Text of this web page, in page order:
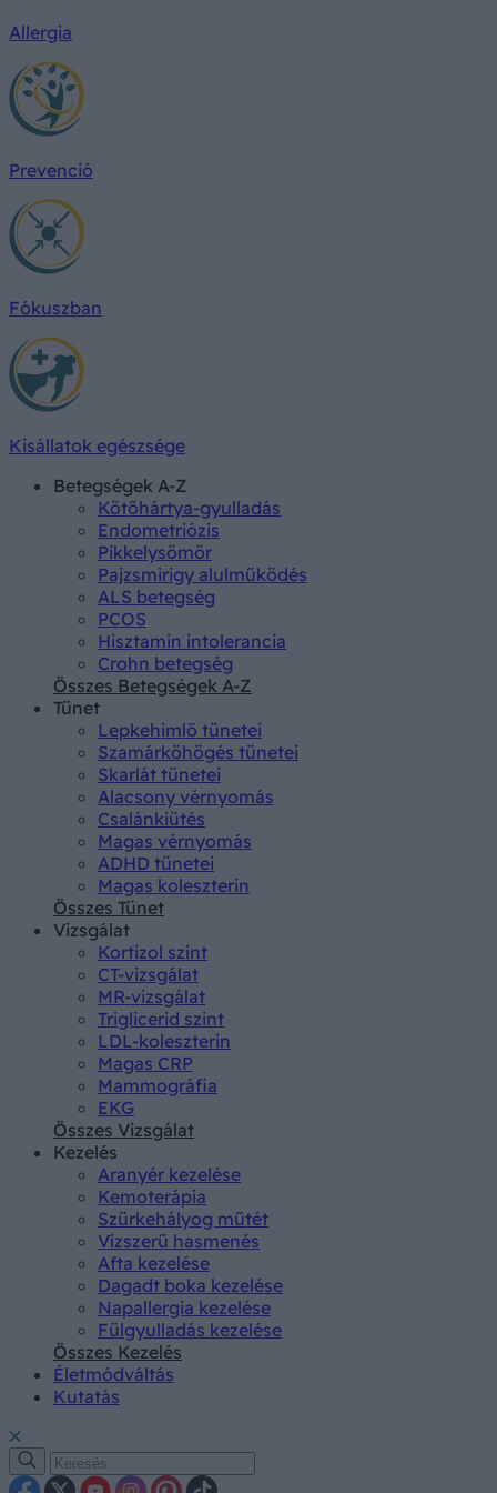
Allergia
Prevenció
Fókuszban
Kisállatok egészsége
Betegségek A-Z
Kötőhártya-gyulladás
Endometriózis
Pikkelysömör
Pajzsmirigy alulműködés
ALS betegség
PCOS
Hisztamin intolerancia
Crohn betegség
Összes Betegségek A-Z
Tünet
Lepkehimlő tünetei
Szamárköhögés tünetei
Skarlát tünetei
Alacsony vérnyomás
Csalánkiütés
Magas vérnyomás
ADHD tünetei
Magas koleszterin
Összes Tünet
Vizsgálat
Kortizol szint
CT-vizsgálat
MR-vizsgálat
Triglicerid szint
LDL-koleszterin
Magas CRP
Mammográfia
EKG
Összes Vizsgálat
Kezelés
Aranyér kezelése
Kemoterápia
Szürkehályog műtét
Vízszerű hasmenés
Afta kezelése
Dagadt boka kezelése
Napallergia kezelése
Fülgyulladás kezelése
Összes Kezelés
Életmódváltás
Kutatás